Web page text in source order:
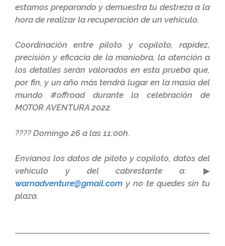
estamos preparando y demuestra tu destreza a la
hora de realizar la recuperación de un vehículo.
Coordinación entre piloto y copiloto, rapidez,
precisión y eficacia de la maniobra, la atención a
los detalles serán valorados en esta prueba que,
por fin, y un año más tendrá lugar en la masía del
mundo #offroad durante la celebración de
MOTOR AVENTURA 2022.
???? Domingo 26 a las 11:00h.
Envíanos los datos de piloto y copiloto, datos del
vehículo y del cabrestante a: ▶
warnadventure@gmail.com y no te quedes sin tu
plaza.